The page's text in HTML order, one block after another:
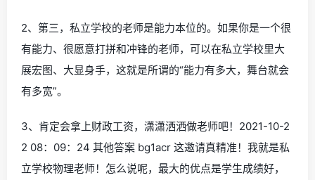
2、第三，私立学校的老师是能力本位的。如果你是一个很
有能力、很愿意打拼和冲锋的老师，可以在私立学校里大
展宏图、大显身手，这就是所谓的“能力有多大，舞台就会
有多宽”。
3、肯定会拿上财政工资，潇潇洒洒做老师吧！2021-10-2
2 08：09：24 其他答案 bg1acr 这邀请真精准！我就是私
立学校物理老师！怎么说呢，最大的优点是学生成绩好，